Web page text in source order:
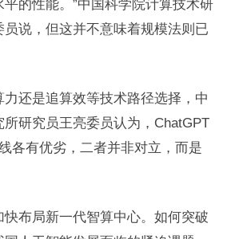
的性能。”中国科学院计算技术研
说，但这并不意味着规模法则已
还是追算效等技术路径选择，中
所研究员王亮委员认为，ChatGPT
各有优劣，二者并非对立，而是
布局新一代智算中心。如何突破